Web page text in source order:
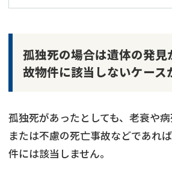
孤独死の場合は遺体の発見
故物件に該当しないケース
孤独死があったとしても、老衰や病
または不慮の死亡事故などであれ
件には該当しません。